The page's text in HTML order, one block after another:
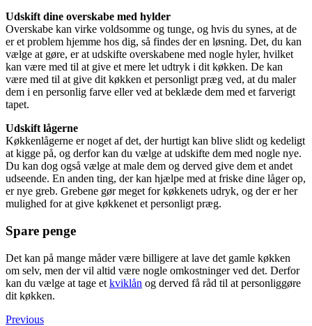
Udskift dine overskabe med hylder
Overskabe kan virke voldsomme og tunge, og hvis du synes, at de
er et problem hjemme hos dig, så findes der en løsning. Det, du kan
vælge at gøre, er at udskifte overskabene med nogle hyler, hvilket
kan være med til at give et mere let udtryk i dit køkken. De kan
være med til at give dit køkken et personligt præg ved, at du maler
dem i en personlig farve eller ved at beklæde dem med et farverigt
tapet.
Udskift lågerne
Køkkenlågerne er noget af det, der hurtigt kan blive slidt og kedeligt
at kigge på, og derfor kan du vælge at udskifte dem med nogle nye.
Du kan dog også vælge at male dem og derved give dem et andet
udseende. En anden ting, der kan hjælpe med at friske dine låger op,
er nye greb. Grebene gør meget for køkkenets udryk, og der er her
mulighed for at give køkkenet et personligt præg.
Spare penge
Det kan på mange måder være billigere at lave det gamle køkken
om selv, men der vil altid være nogle omkostninger ved det. Derfor
kan du vælge at tage et kviklån og derved få råd til at personliggøre
dit køkken.
Previous